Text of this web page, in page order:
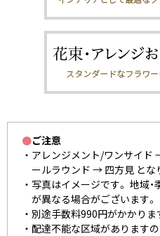
●ご注意
アレンジメント/ワンサイド
ールラウンド → 四方見 とな
写真はイメージです。 地域・
が異なる場合がございます。
別途手数料990円がかかりま
配達不能な区域がありますの